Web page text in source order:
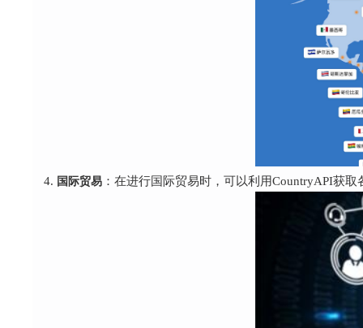
国际贸易 ：在进行国际贸易时，可以利用CountryAPI获